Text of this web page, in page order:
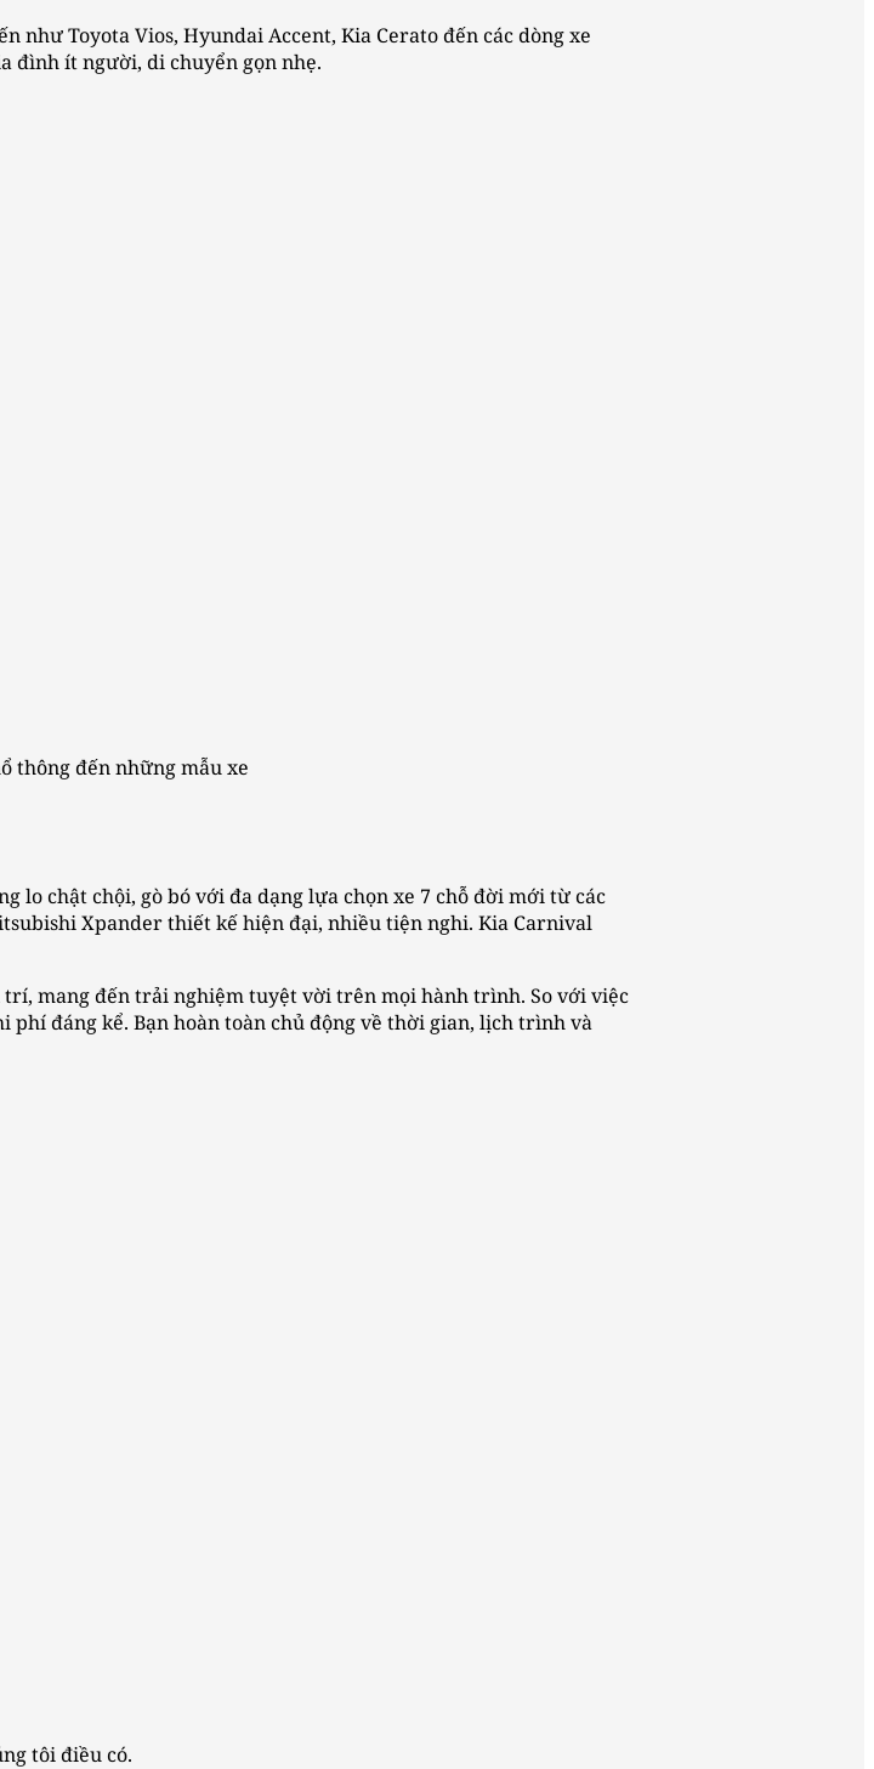
như Toyota Vios, Hyundai Accent, Kia Cerato đến các dòng xe
đình ít người, di chuyển gọn nhẹ.
thông đến những mẫu xe
lo chật chội, gò bó với đa dạng lựa chọn xe 7 chỗ đời mới từ các
Xpander thiết kế hiện đại, nhiều tiện nghi. Kia Carnival
mang đến trải nghiệm tuyệt vời trên mọi hành trình. So với việc
đáng kể. Bạn hoàn toàn chủ động về thời gian, lịch trình và
tôi điều có.